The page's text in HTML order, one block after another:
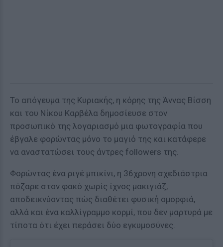
Το απόγευμα της Κυριακής, η κόρης της Άννας Βίσση
και του Νίκου Καρβέλα δημοσίευσε στον
προσωπικό της λογαριασμό μια φωτογραφία που
έβγαλε φορώντας μόνο το μαγιό της και κατάφερε
να αναστατώσει τους άντρες followers της.
Φορώντας ένα ριγέ μπικίνι, η 36χρονη σχεδιάστρια
πόζαρε στον φακό χωρίς ίχνος μακιγιάζ,
αποδεικνύοντας πώς διαθέτει φυσική ομορφιά,
αλλά και ένα καλλίγραμμο κορμί, που δεν μαρτυρά με
τίποτα ότι έχει περάσει δύο εγκυμοσύνες.